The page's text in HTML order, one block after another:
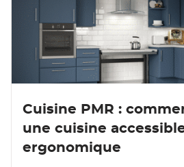
Cuisine PMR :
une cuisine
ergonomique